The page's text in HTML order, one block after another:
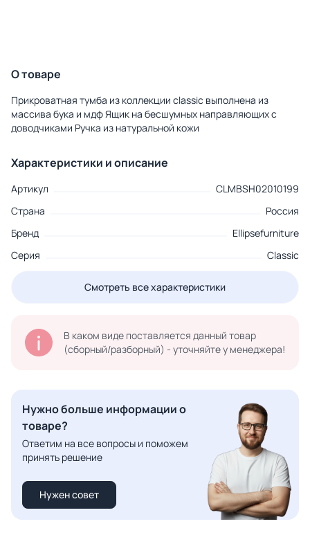
О товаре
Прикроватная тумба из коллекции classic выполнена из
массива бука и мдф Ящик на бесшумных направляющих с
доводчиками Ручка из натуральной кожи
Характеристики и описание
Артикул
CLMBSH02010199
Страна
Россия
Бренд
Ellipsefurniture
Серия
Classic
Смотреть все характеристики
В каком виде поставляется данный товар
(сборный/разборный) - уточняйте у менеджера!
Нужно больше информации о
товаре?
Ответим на все вопросы и поможем
принять решение
Нужен совет